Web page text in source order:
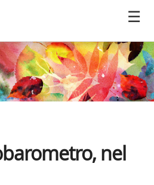
nel